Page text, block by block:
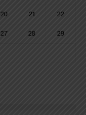
20 21 22
27 28 29